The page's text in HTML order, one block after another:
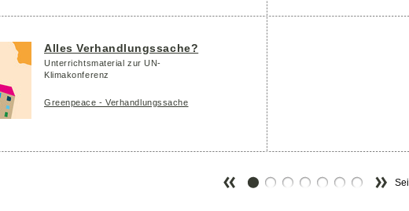
Alles Verhandlungssache?
Unterrichtsmaterial zur UN-
Klimakonferenz
Greenpeace - Verhandlungssache